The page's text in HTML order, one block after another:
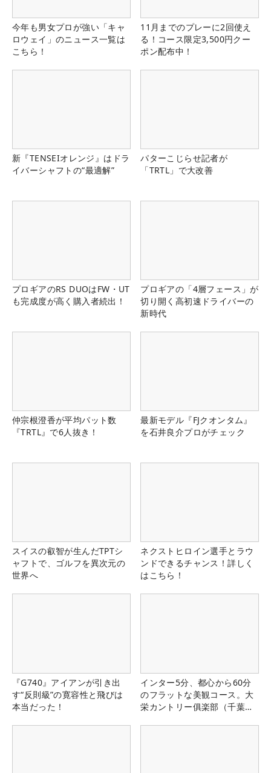
今年も男女プロが強い「キャ
ロウェイ」のニュース一覧は
こちら！
11月までのプレーに2回使え
る！コース限定3,500円クー
ポン配布中！
新『TENSEIオレンジ』はドラ
イバーシャフトの“最適解”
パターこじらせ記者が
「TRTL」で大改善
プロギアのRS DUOはFW・UT
も完成度が高く購入者続出！
プロギアの「4層フェース」が
切り開く高初速ドライバーの
新時代
仲宗根澄香が平均パット数
『TRTL』で6人抜き！
最新モデル『FJクオンタム』
を石井良介プロがチェック
スイスの叡智が生んだTPTシ
ャフトで、ゴルフを異次元の
世界へ
ネクストヒロイン選手とラウ
ンドできるチャンス！詳しく
はこちら！
『G740』アイアンが引き出
す“反則級”の寛容性と飛びは
本当だった！
インター5分、都心から60分
のフラットな美観コース。大
栄カントリー俱楽部（千葉